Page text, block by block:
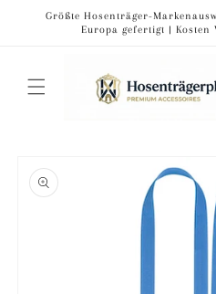
zumGrößte Hosenträger-
Europa gefertigt | Kosten